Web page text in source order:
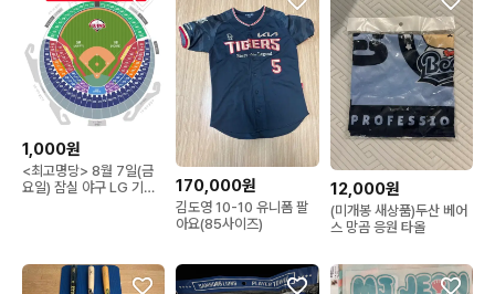
1,000원
<최고명당> 8월 7일(금
요일) 잠실 야구 LG 기아
170,000원
김도영 10-10 유니폼 팔
아요(85사이즈)
12,000원
(미개봉 새상품)두산 베어
스 망곰 응원 타올